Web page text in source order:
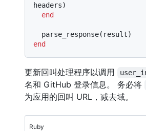
headers)
end
end
更新回叫处理程序以调用
名和 GitHub 登录信息。 务必将
为应用的回叫 URL，减去域。
Ruby